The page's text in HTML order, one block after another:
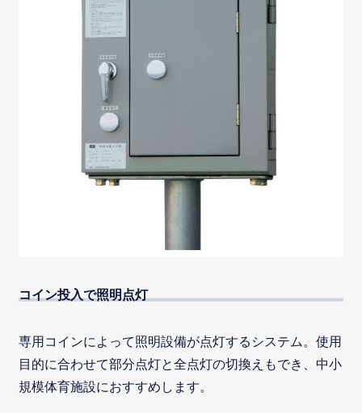
コイン投入で照明点灯
専用コインによって照明設備が点灯するシステム。使用
目的に合わせて部分点灯と全点灯の切換えもでき、中小
規模体育施設におすすめします。